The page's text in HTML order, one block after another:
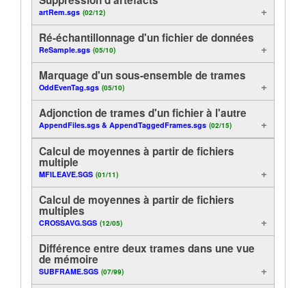
Tutoriels
Assistance
Revendeurs
Analyse
Affichage
Functions de utiles
En ligne
artRem.sgs (02/12)
Ré-échantillonnage d'un fichier de données
ReSample.sgs (05/10)
Marquage d'un sous-ensemble de trames
OddEvenTag.sgs (05/10)
Adjonction de trames d'un fichier à l'autre
AppendFiles.sgs & AppendTaggedFrames.sgs (02/15)
Calcul de moyennes à partir de fichiers
multiple
MFILEAVE.SGS (01/11)
Calcul de moyennes à partir de fichiers
multiples
CROSSAVG.SGS (12/05)
Différence entre deux trames dans une vue
de mémoire
SUBFRAME.SGS (07/99)